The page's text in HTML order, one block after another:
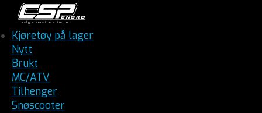
Kjøretøy på lager
Nytt
Brukt
MC/ATV
Tilhenger
Snøscooter